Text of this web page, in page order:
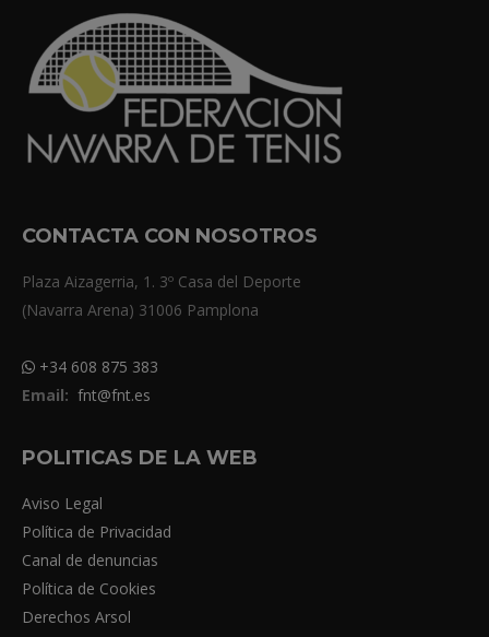
CONTACTA CON NOSOTROS
Plaza Aizagerria, 1. 3º Casa del Deporte
(Navarra Arena) 31006 Pamplona
+34 608 875 383
Email: fnt@fnt.es
POLITICAS DE LA WEB
Aviso Legal
Política de Privacidad
Canal de denuncias
Política de Cookies
Derechos Arsol